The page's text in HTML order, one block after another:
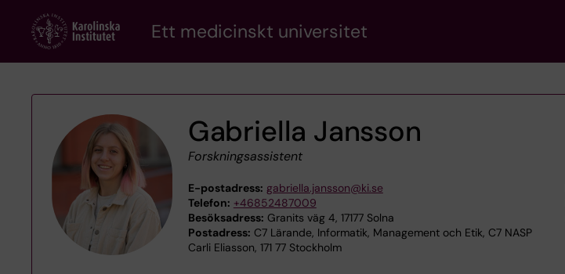
content
Ett medicinskt universitet
Gabriella Jansson
Forskningsassistent
E-postadress: gabriella.jansson@ki.se
Telefon: +46852487009
Besöksadress: Granits väg 4, 17177 Solna
Postadress: C7 Lärande, Informatik, Management och Etik, C7 NASP
Carli Eliasson, 171 77 Stockholm